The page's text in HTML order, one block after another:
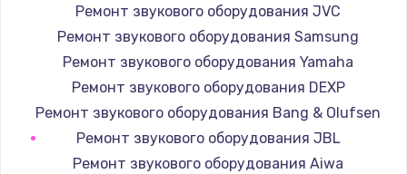
Заказать
Замена платы сенсора
900 руб.
Заказать
Замена регулятора режимов конфорки
Ремонт звукового оборудования JVC
Ремонт звукового оборудования Samsung
Ремонт звукового оборудования Yamaha
Ремонт звукового оборудования DEXP
Ремонт звукового оборудования Bang & Olufsen
Ремонт звукового оборудования JBL
Ремонт звукового оборудования Aiwa